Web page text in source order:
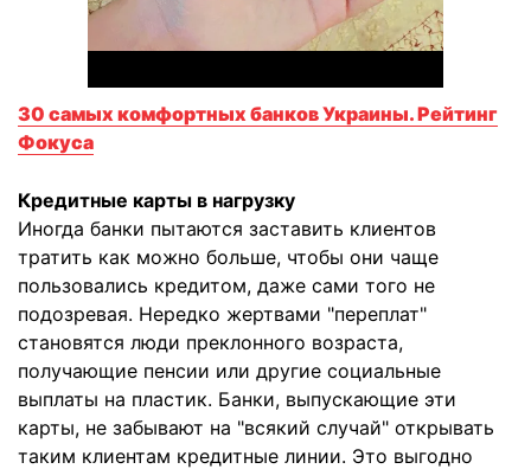
30 самых комфортных банков Украины. Рейтинг
Фокуса
Кредитные карты в нагрузку
Иногда банки пытаются заставить клиентов
тратить как можно больше, чтобы они чаще
пользовались кредитом, даже сами того не
подозревая. Нередко жертвами "переплат"
становятся люди преклонного возраста,
получающие пенсии или другие социальные
выплаты на пластик. Банки, выпускающие эти
карты, не забывают на "всякий случай" открывать
таким клиентам кредитные линии. Это выгодно